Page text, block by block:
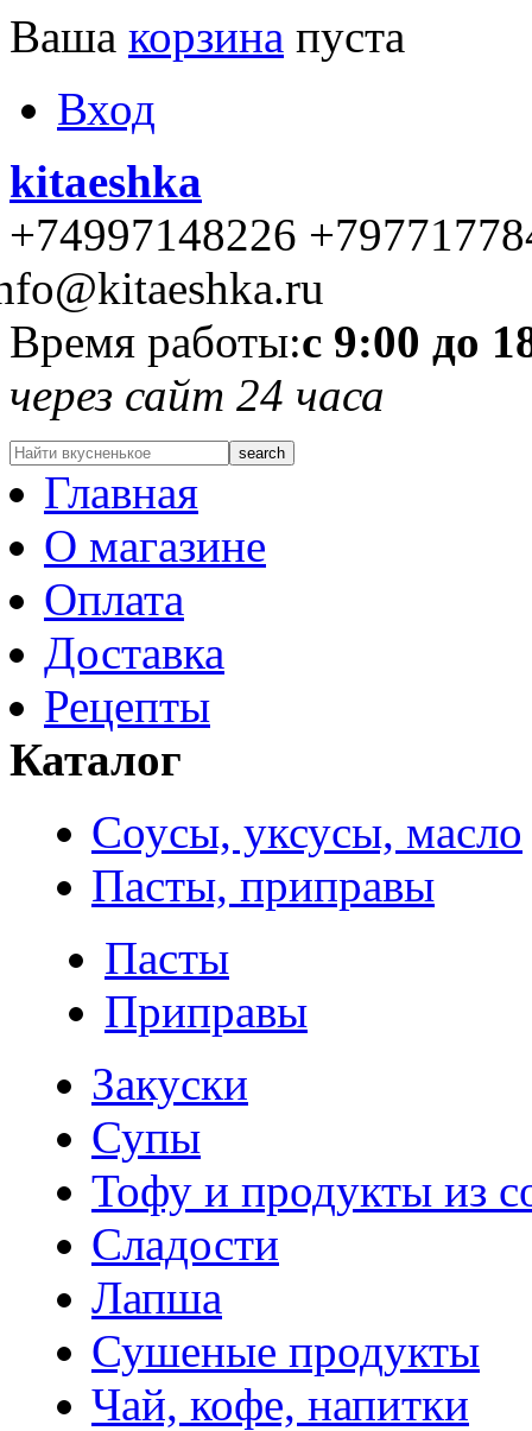
Ваша корзина пуста
Вход
kitaeshka
+74997148226
Время работы:с 9:00 до
через сайт 24 часа
Главная
О магазине
Оплата
Доставка
Рецепты
Каталог
Соусы, уксусы, масло
Пасты, приправы
Пасты
Приправы
Закуски
Супы
Тофу и продукты из
Сладости
Лапша
Сушеные продукты
Чай, кофе, напитки